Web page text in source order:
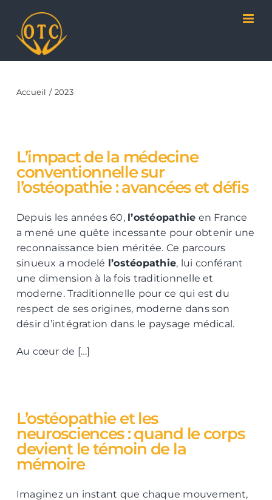
contenu
Accueil 2023
L’impact de la médecine
conventionnelle sur
l’ostéopathie : avancées et défis
Depuis les années 60, l’ostéopathie en France
a mené une quête incessante pour obtenir une
reconnaissance bien méritée. Ce parcours
sinueux a modelé l’ostéopathie, lui conférant
une dimension à la fois traditionnelle et
moderne. Traditionnelle pour ce qui est du
respect de ses origines, moderne dans son
désir d’intégration dans le paysage médical.
Au cœur de […]
L’ostéopathie et les
neurosciences : quand le corps
devient le témoin de la
mémoire
Imaginez un instant que chaque mouvement,